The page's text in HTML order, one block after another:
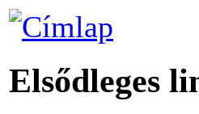
Elsődleges